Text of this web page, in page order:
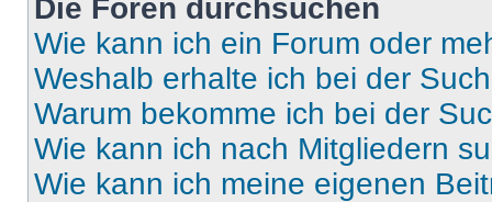
Die Foren durchsuchen
Wie kann ich ein Forum oder
Weshalb erhalte ich bei der
Warum bekomme ich bei der
Wie kann ich nach Mitgliedern
Wie kann ich meine eigenen